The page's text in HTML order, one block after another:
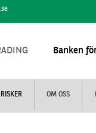
Banken
RISKER OM OSS